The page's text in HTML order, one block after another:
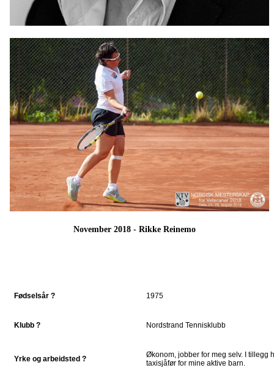
November 2018 - Rikke Reinemo
Fødselsår ? 1975
Klubb ? Nordstrand Tennisklubb
Yrke og arbeidsted ?
Økonom, jobber for meg selv. I tillegg
taxisjåfør for mine aktive barn.